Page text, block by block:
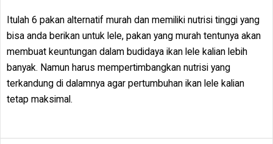
Itulah 6 pakan alternatif murah dan memiliki nutrisi tinggi yang
bisa anda berikan untuk lele, pakan yang murah tentunya akan
membuat keuntungan dalam budidaya ikan lele kalian lebih
banyak. Namun harus mempertimbangkan nutrisi yang
terkandung di dalamnya agar pertumbuhan ikan lele kalian
tetap maksimal.